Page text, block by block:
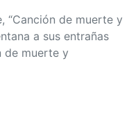
“Canción de muerte y
a sus entrañas
de muerte y